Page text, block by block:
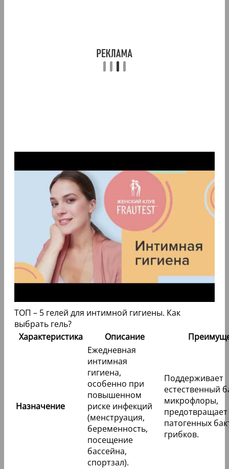
ТОП – 5 гелей для интимной гигиены. Как
выбрать гель?
Характеристика
Описание
Назначение
Ежедневная
интимная
гигиена,
особенно при
повышенном
риске инфекций
(менструация,
беременность,
посещение
бассейна,
спортзал).
Поддерживает
естественный
микрофлоры,
патогенных
грибков.